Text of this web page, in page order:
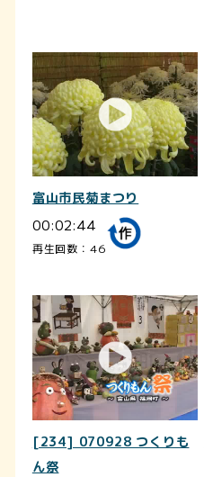
富山市民菊まつり
00:02:44
再生回数：46
[234] 070928 つくりも
ん祭